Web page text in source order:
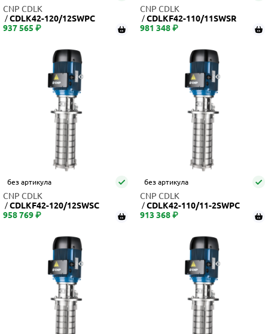
CNP CDLK
CDLK42-120/12SWPC
937 565 ₽
CNP CDLK
CDLKF42-110/11SWSR
981 348 ₽
без артикула
CNP CDLK
CDLKF42-120/12SWSC
958 769 ₽
без артикула
CNP CDLK
CDLK42-110/11-2SWPC
913 368 ₽